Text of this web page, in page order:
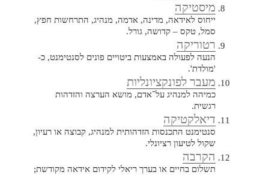
מיסטיקה
ייחוס לאידאה, מדינה, אדמה, מנהיג, התרחשות חפץ,
סמל, טקס – קדושה, גורל.
רטוריקה
הנעה לפעולה באמצעות ביטויים פונים לסנטימנט, כ-
'מולדת'.
מעבר לפונקציונליות
כמיהה למנהיג על־אדם, מושא הערצה והזדהות
רגשית.
דיאלקטיקה
סנטימנט התכנסות הזדהותית למנהיג, קבוצה או רעיון,
שקול לטיעון רציונלי.
הקרבה
תשלום בחיים או בערך ריאלי לקידום אידאה מקודשת;